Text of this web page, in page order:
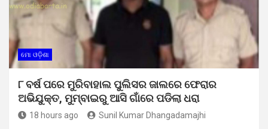
ମୋ ଓଡ଼ିଶା
୮ ବର୍ଷ ପରେ ମୁରିବାହାଲ ପୁଲିସର ଜାଲରେ ଫେରାର
ଅଭିଯୁକ୍ତ, ମୁମ୍ବାଇରୁ ଆସି ଗାଁରେ ପଡିଲା ଧରା
18 hours ago Sunil Kumar Dhangadamajhi